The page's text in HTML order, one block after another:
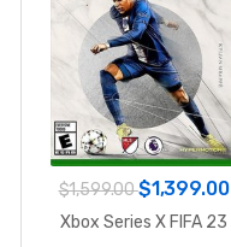
$1,599.00$1,399.00
Xbox Series X FIFA 23